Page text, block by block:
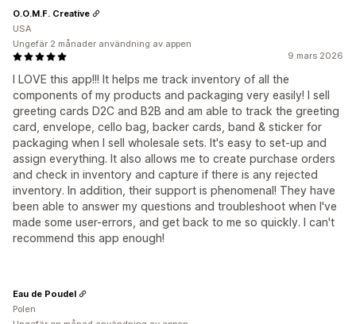
9 mars 2026
I LOVE this app!!! It helps me track inventory of all the
components of my products and packaging very easily! I sell
greeting cards D2C and B2B and am able to track the greeting
card, envelope, cello bag, backer cards, band & sticker for
packaging when I sell wholesale sets. It's easy to set-up and
assign everything. It also allows me to create purchase orders
and check in inventory and capture if there is any rejected
inventory. In addition, their support is phenomenal! They have
been able to answer my questions and troubleshoot when I've
made some user-errors, and get back to me so quickly. I can't
recommend this app enough!
O.O.M.F. Creative
USA
Ungefär 2 månader användning av appen
Eau de Poudel
Polen